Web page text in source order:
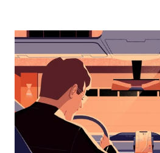
bas
ouvrir
le
calendrier
sélectionner
une
date.
Appuyez
sur